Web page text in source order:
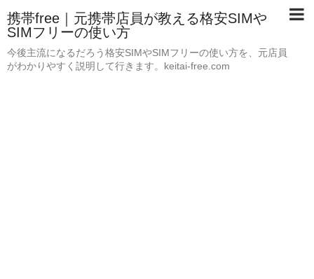
携帯free｜元携帯店員が教える格安SIMや
SIMフリーの使い方
今後主流になるだろう格安SIMやSIMフリーの使い方を、元店員
がわかりやすく説明して行きます。keitai-free.com